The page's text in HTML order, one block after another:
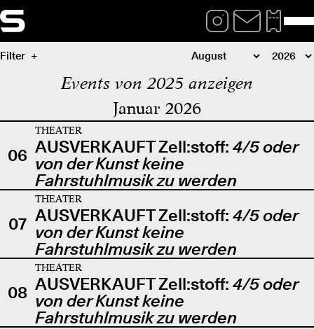
Filter
Events von 2025 anzeigen
Januar 2026
06
THEATER
AUSVERKAUFT Zell:stoff: 4/5 oder
von der Kunst keine
Fahrstuhlmusik zu werden
07
THEATER
AUSVERKAUFT Zell:stoff: 4/5 oder
von der Kunst keine
Fahrstuhlmusik zu werden
08
THEATER
AUSVERKAUFT Zell:stoff: 4/5 oder
von der Kunst keine
Fahrstuhlmusik zu werden